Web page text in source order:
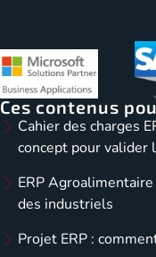
Ces contenus
Cahier des charges
concept pour valider
ERP
des industriels
Projet ERP :